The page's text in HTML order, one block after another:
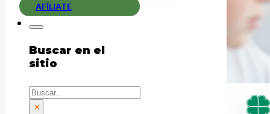
AFÍLIATE
Buscar en el
sitio
Buscar
×